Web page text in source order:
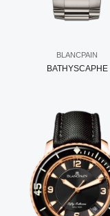
BLANCPAIN
BATHYSCAPHE